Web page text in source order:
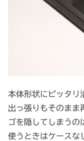
本体形状にピッタリ
出っ張りもそのまま
ゴを隠してしまう
使うときはケースな